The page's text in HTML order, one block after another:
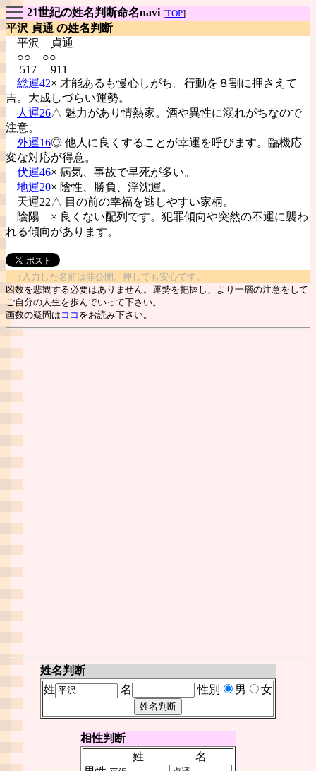
21世紀の姓名判断命名navi [TOP]
平沢 貞通 の姓名判断
平沢
貞通
○○ ○○
517 911
総運42× 才能あるも慢心しがち。行動を８割に押さえて
吉。大成しづらい運勢。
人運26△ 魅力があり情熱家。酒や異性に溺れがちなので
注意。
外運16◎ 他人に良くすることが幸運を呼びます。臨機応
変な対応が得意。
伏運46× 病気、事故で早死が多い。
地運20× 陰性、勝負、浮沈運。
天運22△ 目の前の幸福を逃しやすい家柄。
陰陽 × 良くない配列です。犯罪傾向や突然の不運に襲わ
れる傾向があります。
↑入力した名前は非公開。押しても安心です。
凶数を悲観する必要はありません。運勢を把握し、より一層の注意をして
ご自分の人生を歩んでいって下さい。
画数の疑問は ココ をお読み下さい。
姓名判断
姓
名 性別 男 女
相性判断
姓
名